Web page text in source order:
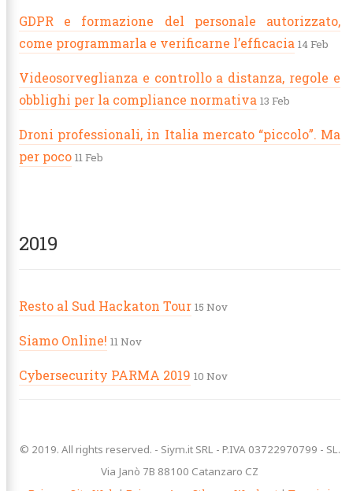
GDPR e formazione del personale autorizzato,
come programmarla e verificarne l’efficacia 14 Feb
Videosorveglianza e controllo a distanza, regole e
obblighi per la compliance normativa 13 Feb
Droni professionali, in Italia mercato “piccolo”. Ma
per poco 11 Feb
2019
Resto al Sud Hackaton Tour 15 Nov
Siamo Online! 11 Nov
Cybersecurity PARMA 2019 10 Nov
© 2019. All rights reserved. - Siym.it SRL - P.IVA 03722970799 - SL.
Via Janò 7B 88100 Catanzaro CZ